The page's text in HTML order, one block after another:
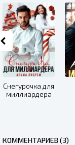
Снегурочка для
миллиардера
КОММЕНТАРИЕВ (3)